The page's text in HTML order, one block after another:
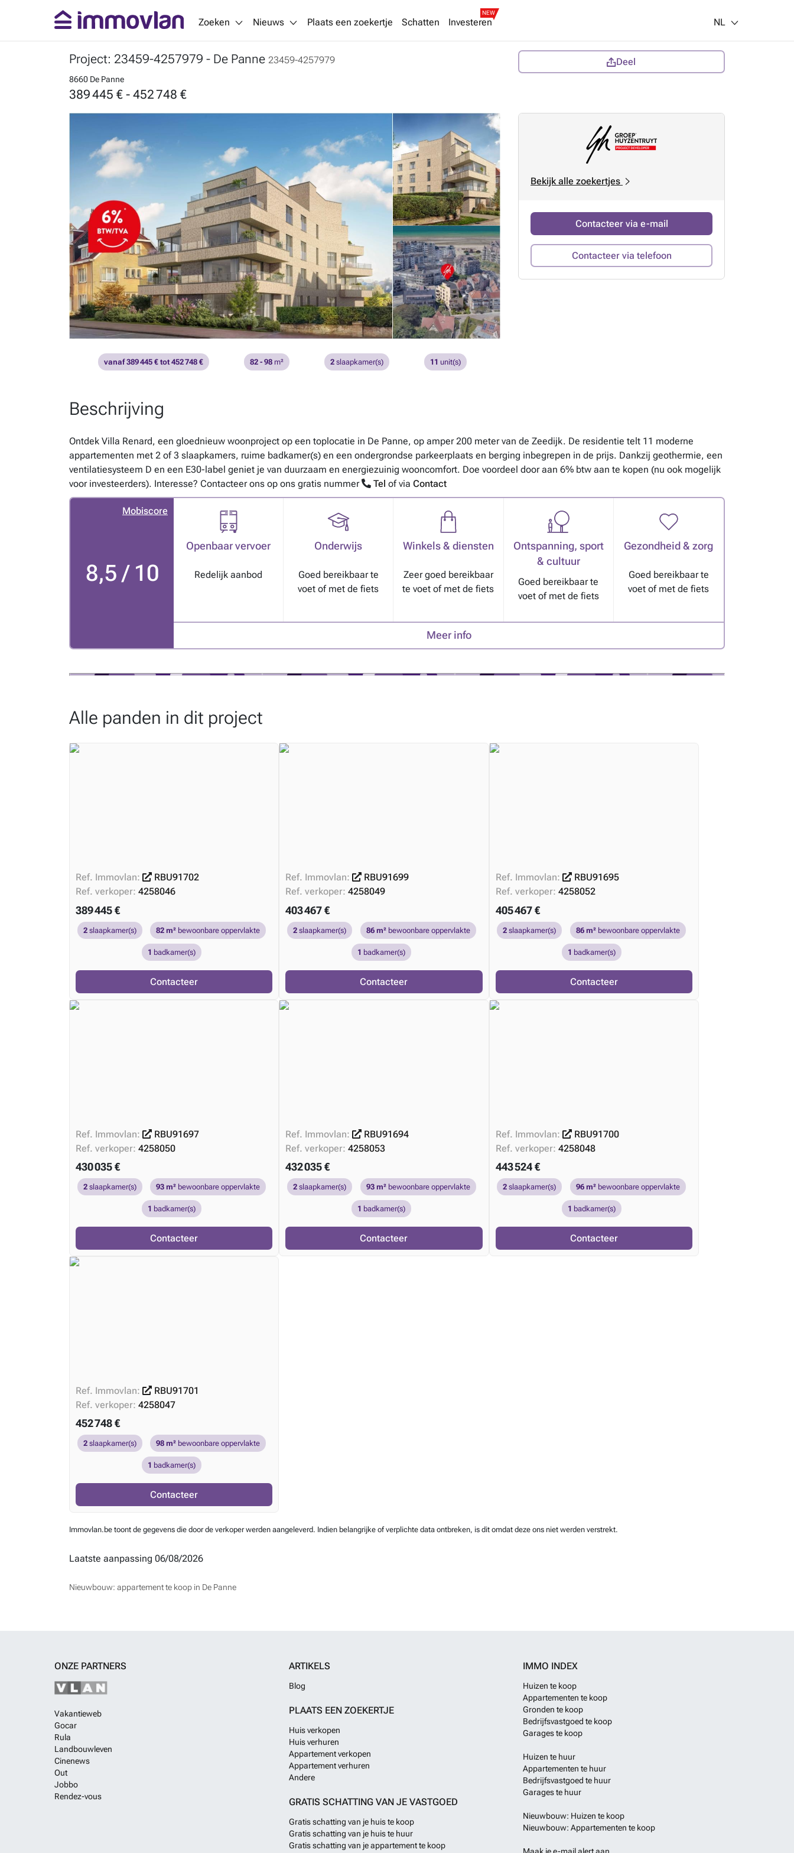
Zoeken Nieuws Plaats een zoekertje Schatten Investeren
NEW
NL
Project: 23459-4257979 - De Panne 23459-4257979
8660 De Panne
389 445 € - 452 748 €
Deel
vanaf 389 445 € tot 452 748 € 82 - 98m² 2 slaapkamer(s) 11 unit(s)
Bekijk alle zoekertjes
Contacteer via e-mail
Contacteer via telefoon
Beschrijving
Ontdek Villa Renard, een gloednieuw woonproject op een toplocatie in De Panne, op amper 200 meter van de Zeedijk. De residentie telt 11 moderne
appartementen met 2 of 3 slaapkamers, ruime badkamer(s) en een ondergrondse parkeerplaats en berging inbegrepen in de prijs. Dankzij geothermie, een
ventilatiesysteem D en een E30-label geniet je van duurzaam en energiezuinig wooncomfort. Doe voordeel door aan 6% btw aan te kopen (nu ook mogelijk
voor investeerders). Interesse? Contacteer ons op ons gratis nummer
Tel of via Contact
Mobiscore
8,5 / 10
Openbaar vervoer
Redelijk aanbod
Onderwijs
Goed bereikbaar te
voet of met de fiets
Winkels & diensten
Zeer goed bereikbaar
te voet of met de fiets
Ontspanning, sport
& cultuur
Goed bereikbaar te
voet of met de fiets
Gezondheid & zorg
Goed bereikbaar te
voet of met de fiets
Meer info
Alle panden in dit project
Ref. Immovlan:
RBU91702
Ref. verkoper: 4258046
389 445 €
2slaapkamer(s) 82 m² bewoonbare oppervlakte
1 badkamer(s)
Contacteer
Ref. Immovlan:
RBU91699
Ref. verkoper:4258049
403 467 €
2 slaapkamer(s) 86 m²bewoonbare oppervlakte
1 badkamer(s)
Contacteer
Ref. Immovlan:
RBU91695
Ref. verkoper: 4258052
405 467 €
2 slaapkamer(s) 86 m² bewoonbare oppervlakte
1 badkamer(s)
Contacteer
Ref. Immovlan:
RBU91697
Ref. verkoper: 4258050
430 035 €
2slaapkamer(s) 93 m² bewoonbare oppervlakte
1 badkamer(s)
Contacteer
Ref. Immovlan:
RBU91694
Ref. verkoper:4258053
432 035 €
2 slaapkamer(s) 93 m²bewoonbare oppervlakte
1 badkamer(s)
Contacteer
Ref. Immovlan:
RBU91700
Ref. verkoper: 4258048
443 524 €
2 slaapkamer(s) 96 m² bewoonbare oppervlakte
1 badkamer(s)
Contacteer
Ref. Immovlan:
RBU91701
Ref. verkoper: 4258047
452 748 €
2slaapkamer(s) 98 m² bewoonbare oppervlakte
1 badkamer(s)
Contacteer
Immovlan.be toont de gegevens die door de verkoper werden aangeleverd. Indien belangrijke of verplichte data ontbreken, is dit omdat deze ons niet werden verstrekt.
Laatste aanpassing 06/08/2026
Nieuwbouw: appartement te koop in De Panne
ONZE PARTNERS
Vakantieweb
Gocar
Rula
Landbouwleven
Cinenews
Out
Jobbo
Rendez-vous
ARTIKELS
Blog
PLAATS EEN ZOEKERTJE
Huis verkopen
Huis verhuren
Appartement verkopen
Appartement verhuren
Andere
GRATIS SCHATTING VAN JE VASTGOED
Gratis schatting van je huis te koop
Gratis schatting van je huis te huur
Gratis schatting van je appartement te koop
IMMO INDEX
Huizen te koop
Appartementen te koop
Gronden te koop
Bedrijfsvastgoed te koop
Garages te koop
Huizen te huur
Appartementen te huur
Bedrijfsvastgoed te huur
Garages te huur
Nieuwbouw: Huizen te koop
Nieuwbouw: Appartementen te koop